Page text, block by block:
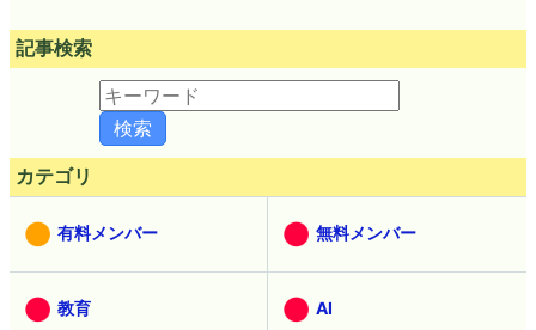
記事検索
カテゴリ
有料メンバー 無料メンバー
教育 AI